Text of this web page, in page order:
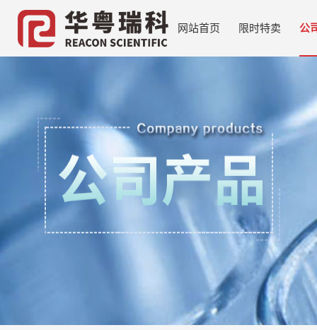
网站首页 限时特卖 公